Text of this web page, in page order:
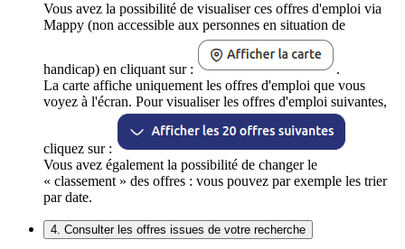
Vous avez la possibilité de visualiser ces offres d'emploi via
Mappy (non accessible aux personnes en situation de
handicap) en cliquant sur :
.
La carte affiche uniquement les offres d'emploi que vous
voyez à l'écran. Pour visualiser les offres d'emploi suivantes,
cliquez sur :
Vous avez également la possibilité de changer le
« classement » des offres : vous pouvez par exemple les trier
par date.
4. Consulter les offres issues de votre recherche